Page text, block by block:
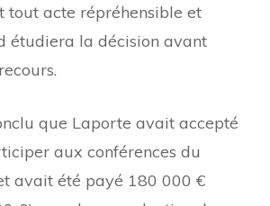
tout acte répréhensible et
étudiera la décision avant
que Laporte avait accepté
aux conférences du
avait été payé 180 000 €